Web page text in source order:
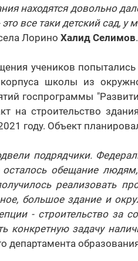
находятся довольно
все таки детский сад,
Лорино Халид Селимов.
учеников
корпуса школы из
госпрограммы
на строительство
году. Объект
подрядчики.
осталось обещание
реализовать
большое здание и
- строительство за
конкретную задачу
департамента